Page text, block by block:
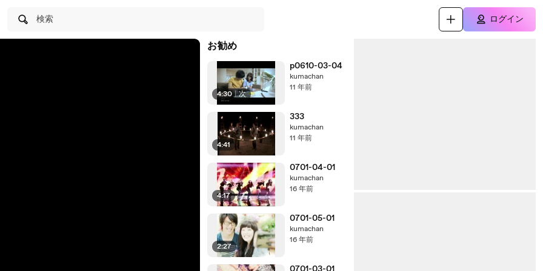
検索 ログイン
お勧め
4:30 | 次
p0610-03-04
kumachan
11 年前
4:41
333
kumachan
11 年前
4:17
0701-04-01
kumachan
16 年前
2:27
0701-05-01
kumachan
16 年前